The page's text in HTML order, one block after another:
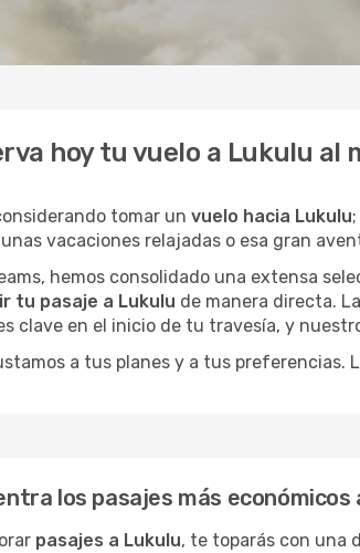
hoy tu vuelo a Lukulu al
tomar un vuelo hacia Lukulu
vacaciones relajadas o esa gran
hemos consolidado una extensa
tu pasaje a Lukulu de manera directa.
clave en el inicio de tu travesía, y
a tus planes y a tus preferencias.
los pasajes más económicos
pasajes a Lukulu, te toparás con una